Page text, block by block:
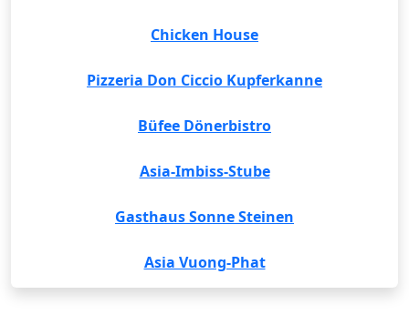
Chicken House
Pizzeria Don Ciccio Kupferkanne
Büfee Dönerbistro
Asia-Imbiss-Stube
Gasthaus Sonne Steinen
Asia Vuong-Phat